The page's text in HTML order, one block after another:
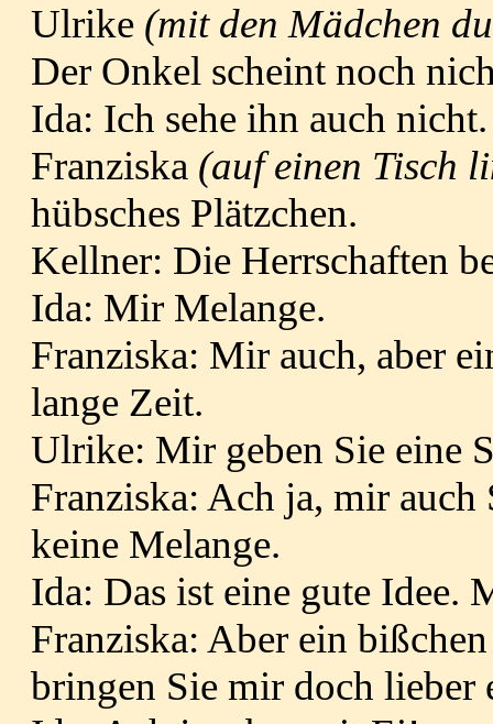
Ulrike (mit den Mädchen
Der Onkel scheint noch
Ida: Ich sehe ihn auch
Franziska (auf einen Tisch
hübsches Plätzchen.
Kellner: Die Herrschaften
Ida: Mir Melange.
Franziska: Mir auch, aber
lange Zeit.
Ulrike: Mir geben Sie eine
Franziska: Ach ja, mir auch
keine Melange.
Ida: Das ist eine gute Idee.
Franziska: Aber ein
bringen Sie mir doch lieber